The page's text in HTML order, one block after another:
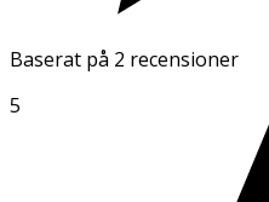
Baserat på 2 recensioner
5